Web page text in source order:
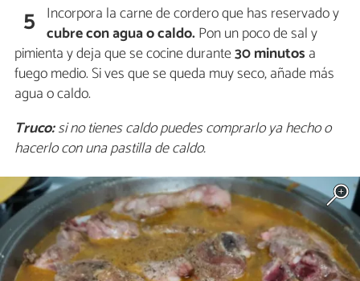
5 Incorpora la carne de cordero que has reservado y
cubre con agua o caldo.Pon un poco de sal y
pimienta y deja que se cocine durante30 minutos a
fuego medio. Si ves que se queda muy seco, añade más
agua o caldo.
Truco:si no tienes caldo puedes comprarlo ya hecho o
hacerlo con una pastilla de caldo.